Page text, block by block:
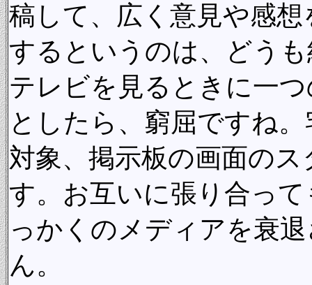
稿して、広く意見や感
するというのは、どう
テレビを見るときに一
としたら、窮屈ですね
対象、掲示板の画面の
す。お互いに張り合っ
っかくのメディアを衰
ん。